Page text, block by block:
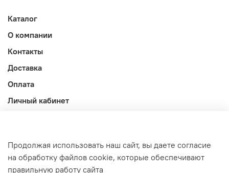
Каталог
О компании
Контакты
Доставка
Оплата
Личный кабинет
Оферта и политика конфиденциальности
Продолжая использовать наш сайт, вы даете согласие
на обработку файлов cookie, которые обеспечивают
правильную работу сайта